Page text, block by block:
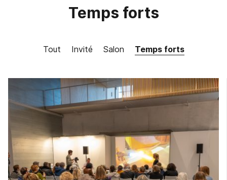
Temps forts
Tout Invité Salon Temps forts